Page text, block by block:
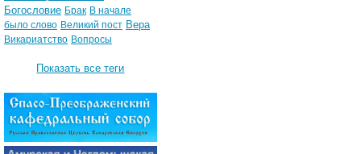
Богословие Брак В начале
было слово Великий пост Вера
Викариатство Вопросы
Показать все теги